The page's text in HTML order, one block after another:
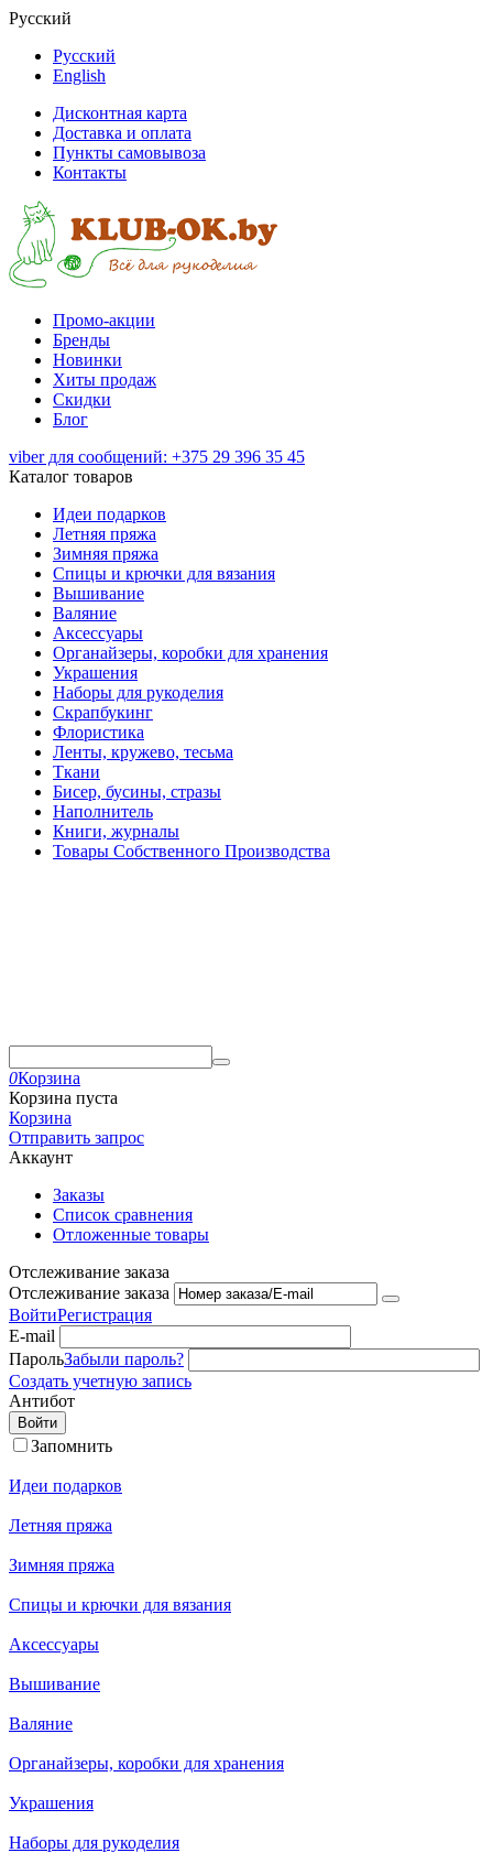
Русский
Русский
English
Дисконтная карта
Доставка и оплата
Пункты самовывоза
Контакты
Промо-акции
Бренды
Новинки
Хиты продаж
Скидки
Блог
viber для сообщений: +375 29 396 35 45
Каталог товаров
Идеи подарков
Летняя пряжа
Зимняя пряжа
Спицы и крючки для вязания
Вышивание
Валяние
Аксессуары
Органайзеры, коробки для хранения
Украшения
Наборы для рукоделия
Скрапбукинг
Флористика
Ленты, кружево, тесьма
Ткани
Бисер, бусины, стразы
Наполнитель
Книги, журналы
Товары Собственного Производства
0Корзина
Корзина пуста
Корзина
Отправить запрос
Аккаунт
Заказы
Список сравнения
Отложенные товары
Отслеживание заказа
Отслеживание заказа
ВойтиРегистрация
E-mail
ПарольЗабыли пароль?
Создать учетную запись
Антибот
Войти
Запомнить
Идеи подарков
Летняя пряжа
Зимняя пряжа
Спицы и крючки для вязания
Аксессуары
Вышивание
Валяние
Органайзеры, коробки для хранения
Украшения
Наборы для рукоделия